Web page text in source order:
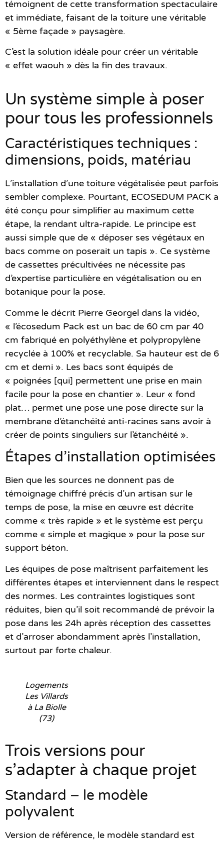
témoignent de cette transformation spectaculaire
et immédiate, faisant de la toiture une véritable
« 5ème façade » paysagère.
C’est la solution idéale pour créer un véritable
« effet waouh » dès la fin des travaux.
Un système simple à poser
pour tous les professionnels
Caractéristiques techniques :
dimensions, poids, matériau
L’installation d’une toiture végétalisée peut parfois
sembler complexe. Pourtant, ECOSEDUM PACK a
été conçu pour simplifier au maximum cette
étape, la rendant ultra-rapide. Le principe est
aussi simple que de « déposer ses végétaux en
bacs comme on poserait un tapis ». Ce système
de cassettes précultivées ne nécessite pas
d’expertise particulière en végétalisation ou en
botanique pour la pose.
Comme le décrit Pierre Georgel dans la vidéo,
« l’écosedum Pack est un bac de 60 cm par 40
cm fabriqué en polyéthylène et polypropylène
recyclée à 100% et recyclable. Sa hauteur est de 6
cm et demi ». Les bacs sont équipés de
« poignées [qui] permettent une prise en main
facile pour la pose en chantier ». Leur « fond
plat… permet une pose une pose directe sur la
membrane d’étanchéité anti-racines sans avoir à
créer de points singuliers sur l’étanchéité ».
Étapes d’installation optimisées
Bien que les sources ne donnent pas de
témoignage chiffré précis d’un artisan sur le
temps de pose, la mise en œuvre est décrite
comme « très rapide » et le système est perçu
comme « simple et magique » pour la pose sur
support béton.
Les équipes de pose maîtrisent parfaitement les
différentes étapes et interviennent dans le respect
des normes. Les contraintes logistiques sont
réduites, bien qu’il soit recommandé de prévoir la
pose dans les 24h après réception des cassettes
et d’arroser abondamment après l’installation,
surtout par forte chaleur.
Logements
Les Villards
à La Biolle
(73)
Trois versions pour
s’adapter à chaque projet
Standard – le modèle
polyvalent
Version de référence, le modèle standard est